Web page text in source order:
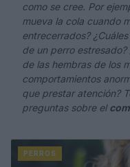
como se cree. Por
mueva la cola cuando
entrecerrados?
de un perro
de las hembras de los
comportamientos
que prestar atención?
preguntas sobre el
PERROS